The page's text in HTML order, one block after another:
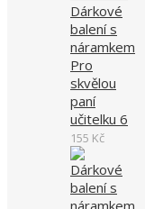
Dárkové
balení s
náramkem
Pro
skvělou
paní
učitelku 6
155 Kč